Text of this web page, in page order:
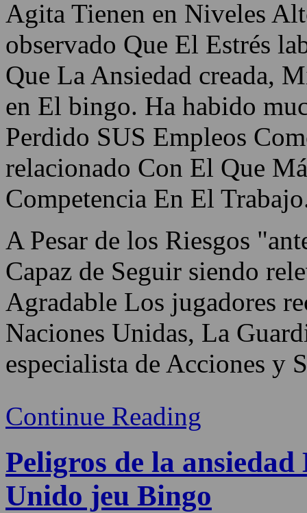
Agita Tienen en Niveles
observado Que El Estrés
Que La Ansiedad creada,
en El bingo. Ha habido
Perdido SUS Empleos
relacionado Con El Que
Competencia En El
A Pesar de los Riesgos
Capaz de Seguir siendo
Agradable Los jugadores
Naciones Unidas, La
especialista de Acciones y
Continue Reading
Peligros de la
Unido jeu Bingo